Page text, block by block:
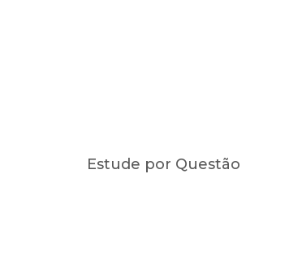
Estude por Questão